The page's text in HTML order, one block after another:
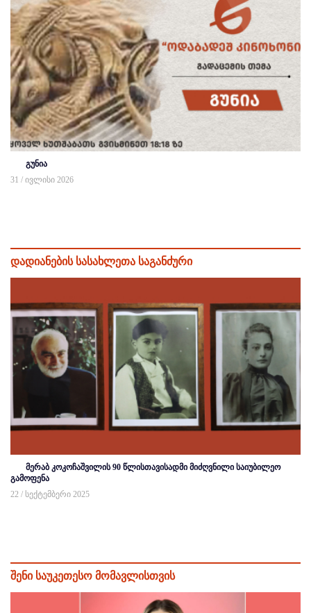
გუნია
31 / ივლისი 2026
დადიანების სასახლეთა საგანძური
მერაბ კოკოჩაშვილის 90 წლისთავისადმი მიძღვნილი საიუბილეო
გამოფენა
22 / სექტემბერი 2025
შენი საუკეთესო მომავლისთვის